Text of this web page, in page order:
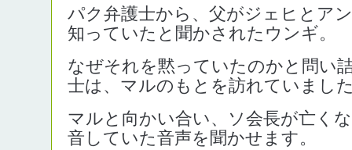
パク弁護士から、父がジェヒとア
知っていたと聞かされたウンギ。
なぜそれを黙っていたのかと問い
士は、マルのもとを訪れていまし
マルと向かい合い、ソ会長が亡く
音していた音声を聞かせます。